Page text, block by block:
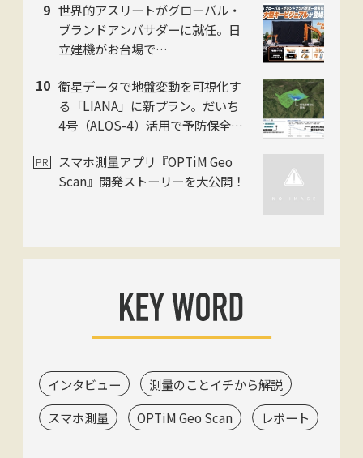
進化を加速
世界的アスリートがグローバル・
ブランドアンバサダーに就任。日
立建機がお台場で
発表・巨大油圧ショベル乗車体験
も
衛星データで地盤変動を可視化す
る「LIANA」に新プラン。だいち
4号（ALOS-4）活用で予防保全を
ン・日本工営の3社
スマホ測量アプリ『OPTiM Geo
Scan』開発ストーリーを大公開！
インタビュー
測量のことイチから解説
スマホ測量
OPTiM Geo Scan レポート